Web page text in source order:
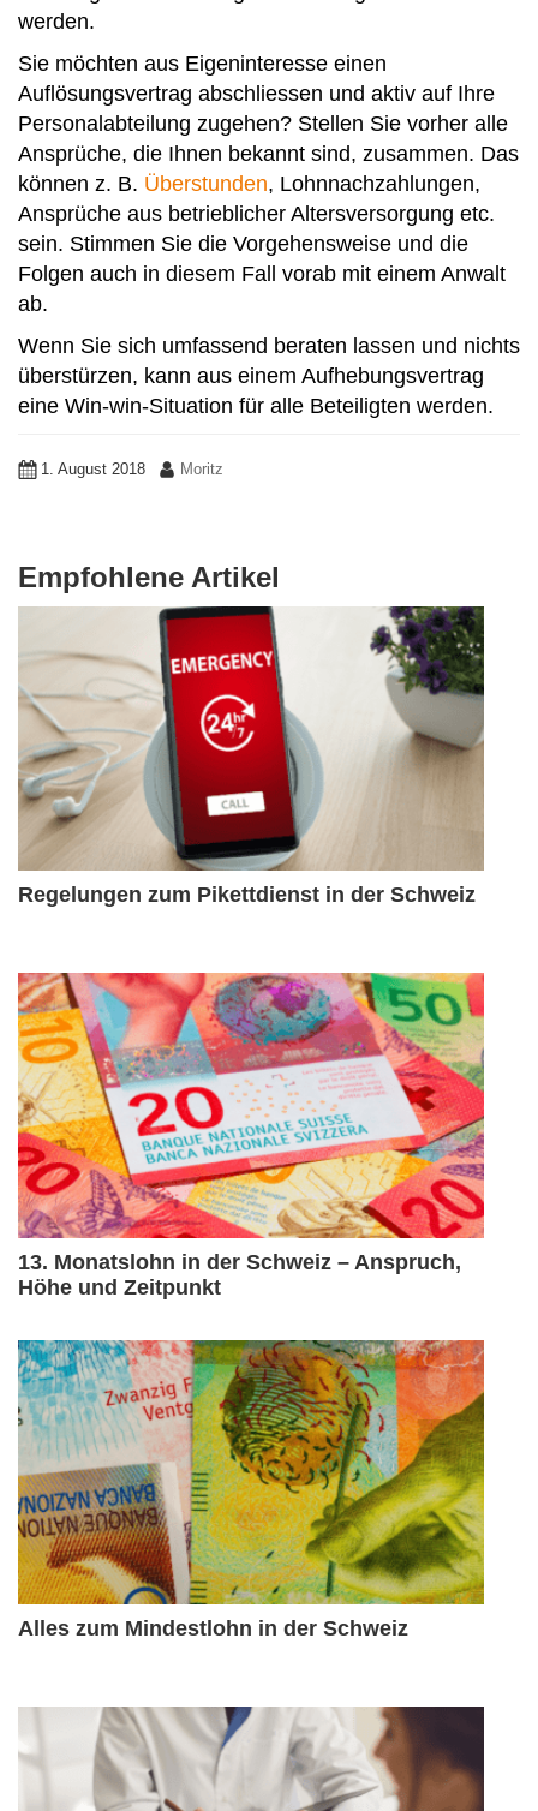
werden.
Sie möchten aus Eigeninteresse einen
Auflösungsvertrag abschliessen und aktiv auf Ihre
Personalabteilung zugehen? Stellen Sie vorher alle
Ansprüche, die Ihnen bekannt sind, zusammen. Das
können z. B. Überstunden, Lohnnachzahlungen,
Ansprüche aus betrieblicher Altersversorgung etc.
sein. Stimmen Sie die Vorgehensweise und die
Folgen auch in diesem Fall vorab mit einem Anwalt
ab.
Wenn Sie sich umfassend beraten lassen und nichts
überstürzen, kann aus einem Aufhebungsvertrag
eine Win-win-Situation für alle Beteiligten werden.
1. August 2018 Moritz
Empfohlene Artikel
Regelungen zum Pikettdienst in der Schweiz
13. Monatslohn in der Schweiz – Anspruch,
Höhe und Zeitpunkt
Alles zum Mindestlohn in der Schweiz